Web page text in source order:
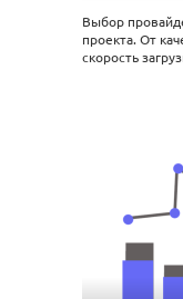
Выбор
проекта. От
скорость